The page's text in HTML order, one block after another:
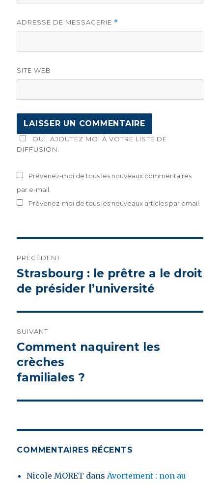
ADRESSE DE MESSAGERIE *
SITE WEB
OUI, AJOUTEZ MOI À VOTRE LISTE DE
DIFFUSION.
Prévenez-moi de tous les nouveaux commentaires
par e-mail.
Prévenez-moi de tous les nouveaux articles par email.
de
l’article
PRÉCÉDENT
Article
précédent :
Strasbourg : le prêtre a le droit
de présider l’université
SUIVANT
Article
suivant :
Comment naquirent les
crèches
familiales ?
COMMENTAIRES RÉCENTS
Nicole MORET dans Avortement : non au